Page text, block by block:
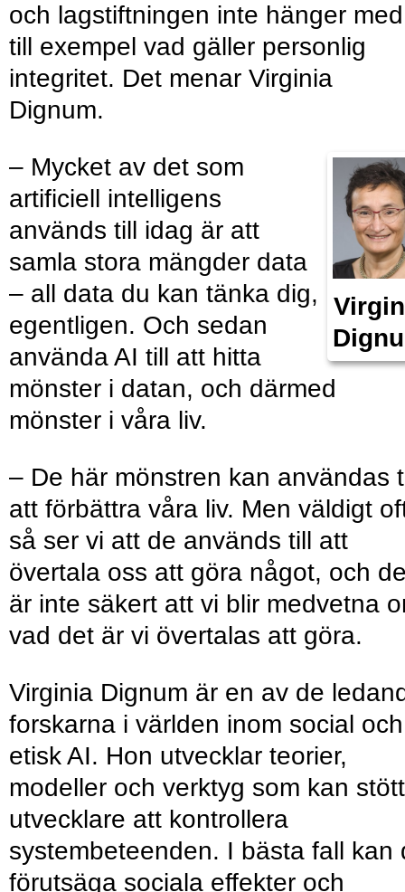
och lagstiftningen inte hänger
till exempel vad gäller personlig
integritet. Det menar Virginia
Dignum.
– Mycket av det som
artificiell intelligens
används till idag är att
samla stora mängder data
– all data du kan tänka dig,
egentligen. Och sedan
använda AI till att hitta
mönster i datan, och därmed
mönster i våra liv.
– De här mönstren kan användas
att förbättra våra liv. Men väldigt
så ser vi att de används till att
övertala oss att göra något, och
är inte säkert att vi blir medvetna
vad det är vi övertalas att göra.
Virginia Dignum är en av de
forskarna i världen inom social och
etisk AI. Hon utvecklar teorier,
modeller och verktyg som kan
utvecklare att kontrollera
systembeteenden. I bästa fall kan
förutsäga sociala effekter och